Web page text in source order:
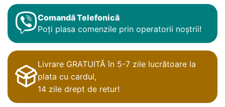
Comandă Telefonică
Poți plasa comenzile prin operatorii noștrii!
Livrare GRATUITĂ în 5-7 zile lucrătoare la
plata cu cardul,
14 zile drept de retur!